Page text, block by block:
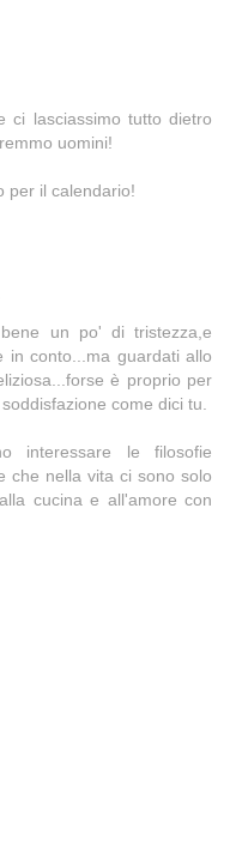
ci lasciassimo tutto dietro
uomini!
per il calendario!
un po' di tristezza,e
conto...ma guardati allo
è proprio per
come dici tu.
interessare le filosofie
che nella vita ci sono solo
cucina e all'amore con